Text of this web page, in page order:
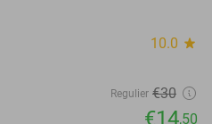
10.0 star
Regulier €30
€14,50